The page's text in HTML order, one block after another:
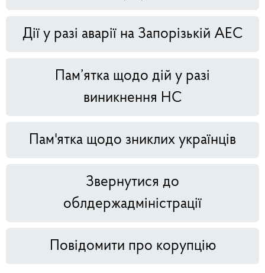
Дії у разі аварії на Запорізькій АЕС
Пам’ятка щодо дій у разі
виникнення НС
Пам'ятка щодо зниклих українців
Звернутися до
облдержадміністрації
Повідомити про корупцію